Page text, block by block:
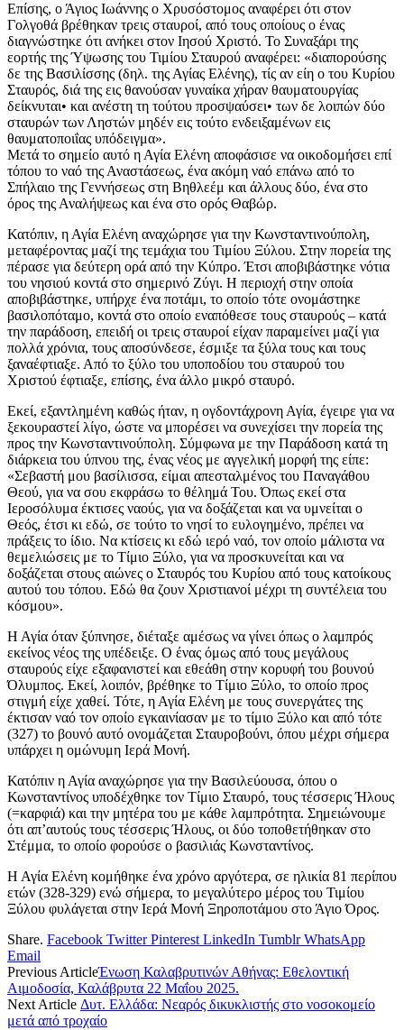
Επίσης, ο Άγιος Ιωάννης ο Χρυσόστομος αναφέρει ότι στον
Γολγοθά βρέθηκαν τρεις σταυροί, από τους οποίους ο ένας
διαγνώστηκε ότι ανήκει στον Ιησού Χριστό. Το Συναξάρι της
εορτής της Ύψωσης του Τιμίου Σταυρού αναφέρει: «διαπορούσης
δε της Βασιλίσσης (δηλ. της Αγίας Ελένης), τίς αν είη ο του Κυρίου
Σταυρός, διά της εις θανούσαν γυναίκα χήραν θαυματουργίας
δείκνυται• και ανέστη τη τούτου προσψαύσει• των δε λοιπών δύο
σταυρών των Ληστών μηδέν εις τούτο ενδειξαμένων εις
θαυματοποιΐας υπόδειγμα».
Μετά το σημείο αυτό η Αγία Ελένη αποφάσισε να οικοδομήσει επί
τόπου το ναό της Αναστάσεως, ένα ακόμη ναό επάνω από το
Σπήλαιο της Γεννήσεως στη Βηθλεέμ και άλλους δύο, ένα στο
όρος της Αναλήψεως και ένα στο ορός Θαβώρ.
Κατόπιν, η Αγία Ελένη αναχώρησε για την Κωνσταντινούπολη,
μεταφέροντας μαζί της τεμάχια του Τιμίου Ξύλου. Στην πορεία της
πέρασε για δεύτερη ορά από την Κύπρο. Έτσι αποβιβάστηκε νότια
του νησιού κοντά στο σημερινό Ζύγι. Η περιοχή στην οποία
αποβιβάστηκε, υπήρχε ένα ποτάμι, το οποίο τότε ονομάστηκε
βασιλοπόταμο, κοντά στο οποίο εναπόθεσε τους σταυρούς – κατά
την παράδοση, επειδή οι τρεις σταυροί είχαν παραμείνει μαζί για
πολλά χρόνια, τους αποσύνδεσε, έσμιξε τα ξύλα τους και τους
ξαναέφτιαξε. Από το ξύλο του υποποδίου του σταυρού του
Χριστού έφτιαξε, επίσης, ένα άλλο μικρό σταυρό.
Εκεί, εξαντλημένη καθώς ήταν, η ογδοντάχρονη Αγία, έγειρε για να
ξεκουραστεί λίγο, ώστε να μπορέσει να συνεχίσει την πορεία της
προς την Κωνσταντινούπολη. Σύμφωνα με την Παράδοση κατά τη
διάρκεια του ύπνου της, ένας νέος με αγγελική μορφή της είπε:
«Σεβαστή μου βασίλισσα, είμαι απεσταλμένος του Παναγάθου
Θεού, για να σου εκφράσω το θέλημά Του. Όπως εκεί στα
Ιεροσόλυμα έκτισες ναούς, για να δοξάζεται και να υμνείται ο
Θεός, έτσι κι εδώ, σε τούτο το νησί το ευλογημένο, πρέπει να
πράξεις το ίδιο. Να κτίσεις κι εδώ ιερό ναό, τον οποίο μάλιστα να
θεμελιώσεις με το Τίμιο Ξύλο, για να προσκυνείται και να
δοξάζεται στους αιώνες ο Σταυρός του Κυρίου από τους κατοίκους
αυτού του τόπου. Εδώ θα ζουν Χριστιανοί μέχρι τη συντέλεια του
κόσμου».
Η Αγία όταν ξύπνησε, διέταξε αμέσως να γίνει όπως ο λαμπρός
εκείνος νέος της υπέδειξε. Ο ένας όμως από τους μεγάλους
σταυρούς είχε εξαφανιστεί και εθεάθη στην κορυφή του βουνού
Όλυμπος. Εκεί, λοιπόν, βρέθηκε το Τίμιο Ξύλο, το οποίο προς
στιγμή είχε χαθεί. Τότε, η Αγία Ελένη με τους συνεργάτες της
έκτισαν ναό τον οποίο εγκαινίασαν με το τίμιο Ξύλο και από τότε
(327) το βουνό αυτό ονομάζεται Σταυροβούνι, όπου μέχρι σήμερα
υπάρχει η ομώνυμη Ιερά Μονή.
Κατόπιν η Αγία αναχώρησε για την Βασιλεύουσα, όπου ο
Κωνσταντίνος υποδέχθηκε τον Τίμιο Σταυρό, τους τέσσερις Ήλους
(=καρφιά) και την μητέρα του με κάθε λαμπρότητα. Σημειώνουμε
ότι απ’αυτούς τους τέσσερις Ήλους, οι δύο τοποθετήθηκαν στο
Στέμμα, το οποίο φορούσε ο βασιλιάς Κωνσταντίνος.
Η Αγία Ελένη κομήθηκε ένα χρόνο αργότερα, σε ηλικία 81 περίπου
ετών (328-329) ενώ σήμερα, το μεγαλύτερο μέρος του Τιμίου
Ξύλου φυλάγεται στην Ιερά Μονή Ξηροποτάμου στο Άγιο Όρος.
Share. Facebook Twitter Pinterest LinkedIn Tumblr WhatsApp
Email
Previous ArticleΈνωση Καλαβρυτινών Αθήνας: Εθελοντική
Αιμοδοσία, Καλάβρυτα 22 Μαΐου 2025.
Next Article Δυτ. Ελλάδα: Νεαρός δικυκλιστής στο νοσοκομείο
μετά από τροχαίο